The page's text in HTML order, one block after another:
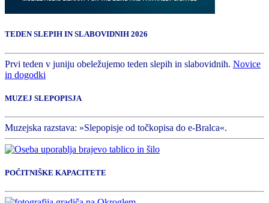
TEDEN SLEPIH IN SLABOVIDNIH 2026
Prvi teden v juniju obeležujemo teden slepih in slabovidnih. Novice
in dogodki
MUZEJ SLEPOPISJA
Muzejska razstava: »Slepopisje od točkopisa do e-Bralca«.
POČITNIŠKE KAPACITETE